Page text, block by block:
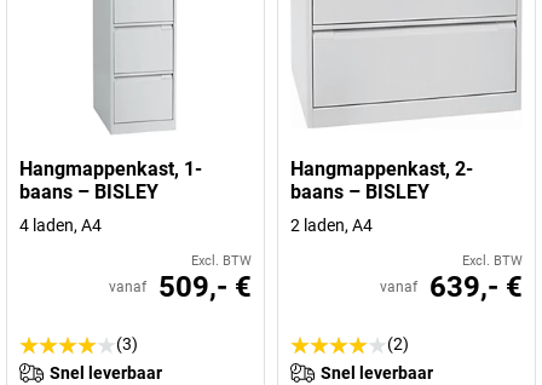
Hangmappenkast, 1-
baans – BISLEY
4 laden, A4
Excl. BTW
vanaf 509,- €
(3)
Snel leverbaar
Hangmappenkast, 2-
baans – BISLEY
2 laden, A4
Excl. BTW
vanaf 639,- €
(2)
Snel leverbaar